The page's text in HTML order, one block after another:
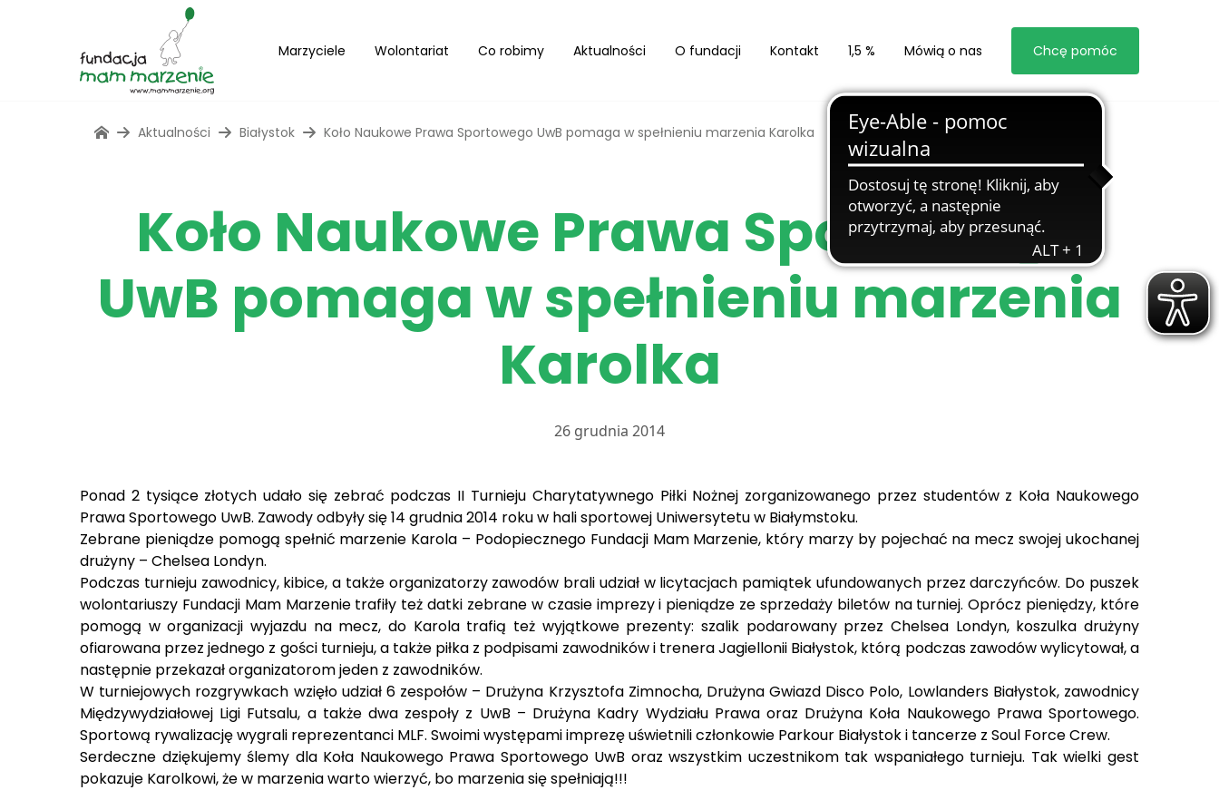
Marzyciele Wolontariat Co robimy Aktualności O fundacji Kontakt 1,5 % Mówią o nas Chcę pomóc
Aktualności Białystok Koło Naukowe Prawa Sportowego UwB pomaga w spełnieniu marzenia Karolka
Koło Naukowe Prawa Sportowego
UwB pomaga w spełnieniu marzenia
Karolka
26 grudnia 2014
Ponad 2 tysiące złotych udało się zebrać podczas II Turnieju Charytatywnego Piłki Nożnej zorganizowanego przez studentów z Koła Naukowego
Prawa Sportowego UwB. Zawody odbyły się 14 grudnia 2014 roku w hali sportowej Uniwersytetu w Białymstoku.
Zebrane pieniądze pomogą spełnić marzenie Karola – Podopiecznego Fundacji Mam Marzenie, który marzy by pojechać na mecz swojej ukochanej
drużyny – Chelsea Londyn.
Podczas turnieju zawodnicy, kibice, a także organizatorzy zawodów brali udział w licytacjach pamiątek ufundowanych przez darczyńców. Do puszek
wolontariuszy Fundacji Mam Marzenie trafiły też datki zebrane w czasie imprezy i pieniądze ze sprzedaży biletów na turniej. Oprócz pieniędzy, które
pomogą w organizacji wyjazdu na mecz, do Karola trafią też wyjątkowe prezenty: szalik podarowany przez Chelsea Londyn, koszulka drużyny
ofiarowana przez jednego z gości turnieju, a także piłka z podpisami zawodników i trenera Jagiellonii Białystok, którą podczas zawodów wylicytował, a
następnie przekazał organizatorom jeden z zawodników.
W turniejowych rozgrywkach wzięło udział 6 zespołów – Drużyna Krzysztofa Zimnocha, Drużyna Gwiazd Disco Polo, Lowlanders Białystok, zawodnicy
Międzywydziałowej Ligi Futsalu, a także dwa zespoły z UwB – Drużyna Kadry Wydziału Prawa oraz Drużyna Koła Naukowego Prawa Sportowego.
Sportową rywalizację wygrali reprezentanci MLF. Swoimi występami imprezę uświetnili członkowie Parkour Białystok i tancerze z Soul Force Crew.
Serdeczne dziękujemy ślemy dla Koła Naukowego Prawa Sportowego UwB oraz wszystkim uczestnikom tak wspaniałego turnieju. Tak wielki gest
pokazuje Karolkowi, że w marzenia warto wierzyć, bo marzenia się spełniają!!!